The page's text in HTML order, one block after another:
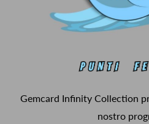
Gemcard Infinity Collection
nostro